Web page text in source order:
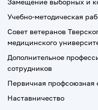
Замещение выборных и
Учебно-методическая
Совет ветеранов
медицинского
Дополнительное
сотрудников
Первичная профсоюзная
Наставничество